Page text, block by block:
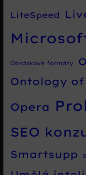
LiteSpeed
Obrázkové formáty
Ontology
Opera
SEO
Smartsupp